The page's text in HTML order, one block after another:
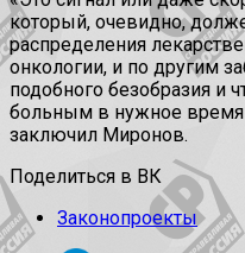
который, очевидно,
распределения
онкологии, и по другим
подобного безобразия и
больным в нужное время
заключил Миронов.
Поделиться в ВК
Законопроекты